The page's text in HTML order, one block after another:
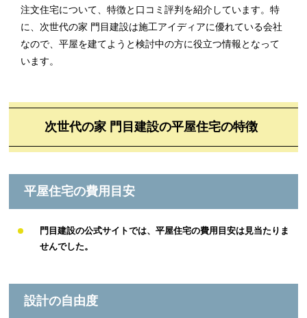
注文住宅について、特徴と口コミ評判を紹介しています。特
に、次世代の家 門目建設は施工アイディアに優れている会社
なので、平屋を建てようと検討中の方に役立つ情報となって
います。
次世代の家 門目建設の平屋住宅の特徴
平屋住宅の費用目安
門目建設の公式サイトでは、平屋住宅の費用目安は見当たりま
せんでした。
設計の自由度